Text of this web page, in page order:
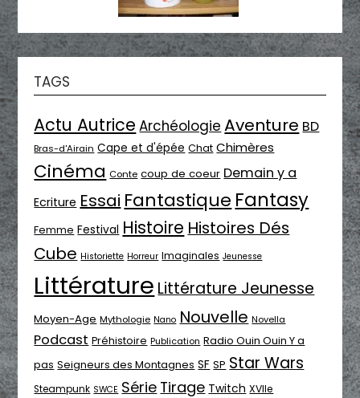
TAGS
Actu Autrice Archéologie Aventure BD
Bras-d'Airain Cape et d'épée Chat Chimères
Cinéma Conte coup de coeur Demain y a
Ecriture Essai Fantastique Fantasy
Femme Festival Histoire Histoires Dés
Cube Historiette Horreur Imaginales Jeunesse
Littérature Littérature Jeunesse
Moyen-Age Mythologie Nano Nouvelle Novella
Podcast Préhistoire Publication Radio Ouin Ouin Y a
pas Seigneurs des Montagnes SF SP Star Wars
Steampunk SWCE Série Tirage Twitch XVIIe